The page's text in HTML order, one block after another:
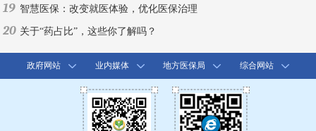
19 智慧医保：改变就医体验，优化医保治理
20 关于“药占比”，这些你了解吗？
政府网站 业内媒体 地方医保局 综合网站